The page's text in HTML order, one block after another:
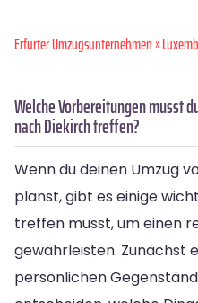
Erfurter Umzugsunternehmen»
Welche Vorbereitungen musst
nach Diekirch treffen?
Wenn du deinen Umzug
planst, gibt es einige
treffen musst, um einen
gewährleisten. Zunächst
persönlichen